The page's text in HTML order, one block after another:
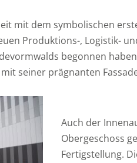
mit dem symbolischen
Produktions-, Logistik-
begonnen
seiner prägnanten
Auch der
Obergeschoss
Fertigstellung.